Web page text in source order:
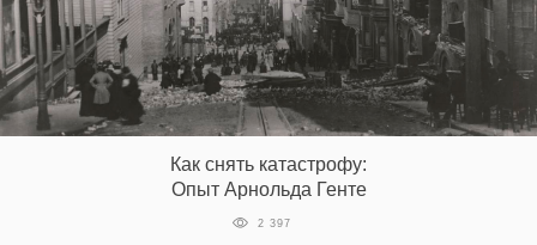
Как снять катастрофу:
Опыт Арнольда Генте
2 397